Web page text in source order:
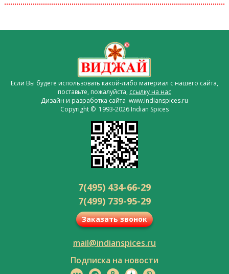
Если Вы будете использовать какой-либо материал с нашего сайта,
поставьте, пожалуйста, ссылку на нас
Дизайн и разработка сайта www.indianspices.ru
Copyright © 1993-2026 Indian Spices
7(495) 434-66-29
7(499) 739-95-29
Заказать звонок
mail@indianspices.ru
Подписка на новости